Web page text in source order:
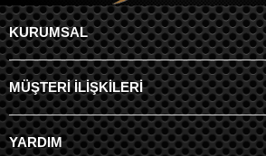
KURUMSAL
MÜŞTERİ İLİŞKİLERİ
YARDIM